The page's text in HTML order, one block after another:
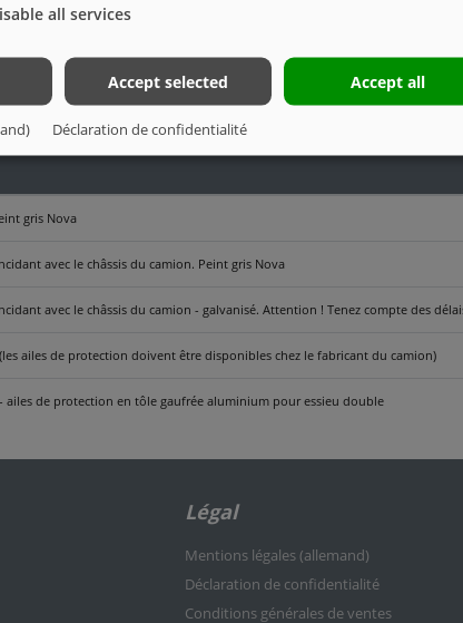
THERMO - 5215 | CHÂSSIS
gris Nova
avec le châssis du camion. Peint gris Nova
avec le châssis du camion - galvanisé. Attention ! Tenez compte des
ailes de protection doivent être disponibles chez le fabricant du camion)
ailes de protection en tôle gaufrée aluminium pour essieu double
Légal
Mentions légales (allemand)
Déclaration de confidentialité
Conditions générales de ventes
all services
Accept selected Accept all
Déclaration de confidentialité